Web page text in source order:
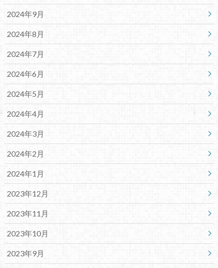
2024年9月
2024年8月
2024年7月
2024年6月
2024年5月
2024年4月
2024年3月
2024年2月
2024年1月
2023年12月
2023年11月
2023年10月
2023年9月